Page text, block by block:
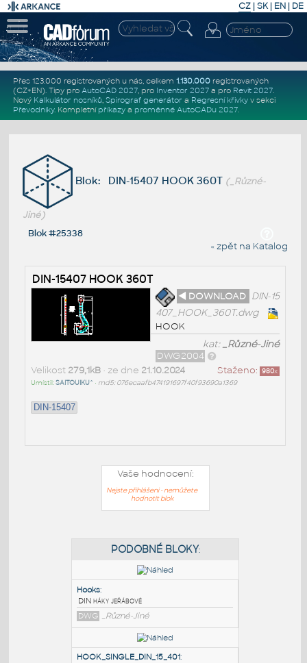
CZ | SK| EN | DE
Přes 123.000 registrovaných u nás, celkem 1.130.000registrovaných
(CZ+EN). Tipy pro AutoCAD 2027, pro Inventor 2027a pro Revit 2027.
Nový Kalkulátor nosníků, Spirograf generátor a Regresní křivkyv sekci
Převodníky. Kompletní příkazya proměnné AutoCADu 2027.
Blok: DIN-15407 HOOK 360T (_Různé-
Jiné)
Blok #25338
« zpět na Katalog
DIN-15407 HOOK 360T
◄ DOWNLOAD DIN-15
407_HOOK_360T.dwg
HOOK
kat:_Různé-Jiné
DWG2004
Staženo: 980x
Velikost 279,1kB• ze dne 21.10.2024
Umístil:SAITOUIKU^ • md5: 076ecaafb474191697f40f93690a1369
DIN-15407
Vaše hodnocení:
Nejste přihlášeni - nemůžete
hodnotit blok
PODOBNÉ BLOKY: